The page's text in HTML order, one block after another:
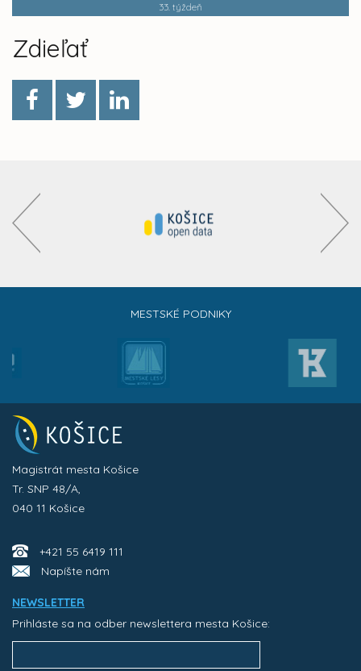
33. týždeň
Zdieľať
MESTSKÉ PODNIKY
Magistrát mesta Košice
Tr. SNP 48/A,
040 11 Košice
+421 55 6419 111
Napíšte nám
NEWSLETTER
Prihláste sa na odber newslettera mesta Košice: